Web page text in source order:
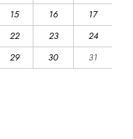
15 16
17
22 23
24
29 30 31